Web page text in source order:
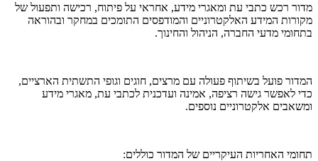
מדור רכש כתבי עת ומאגרי מידע, אחראי על פיתוח, רכישה ותפעול של
מקורות המידע האלקטרוניים והמודפסים התומכים במחקר ובהוראה
בתחומי מדעי החברה, הניהול והחינוך.
המדור פועל בשיתוף פעולה עם מרצים, חוגים וגופי התשתית הארציים,
כדי לאפשר גישה רציפה, אמינה ועדכנית לכתבי עת, מאגרי מידע
ומשאבים אלקטרוניים נוספים.
תחומי האחריות העיקריים של המדור כוללים: